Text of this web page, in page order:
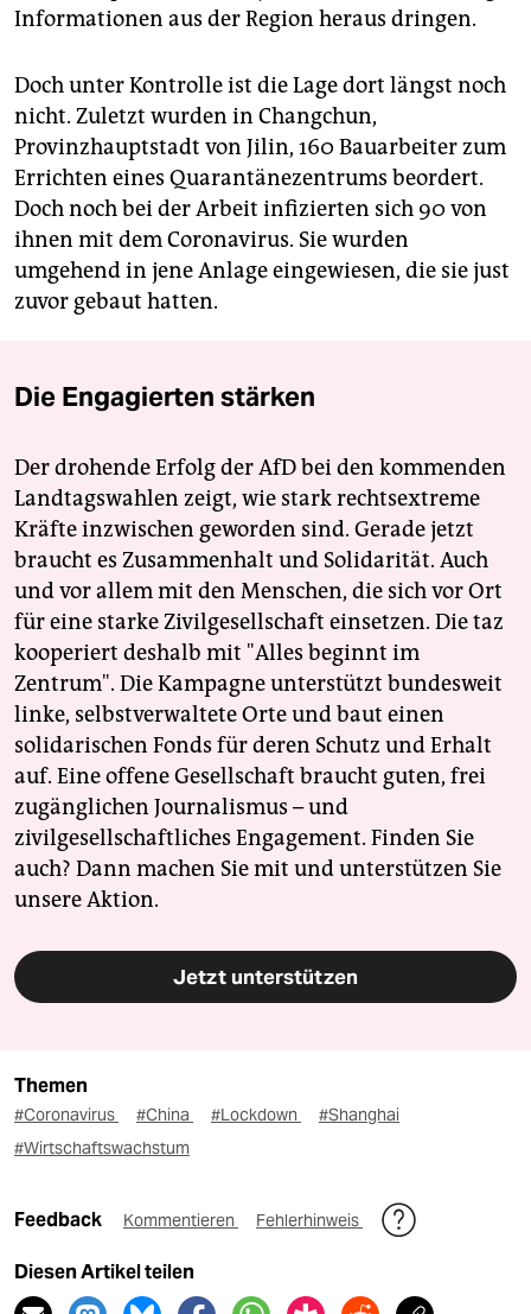
Informationen aus der Region heraus dringen.
Doch unter Kontrolle ist die Lage dort längst noch
nicht. Zuletzt wurden in Changchun,
Provinzhauptstadt von Jilin, 160 Bauarbeiter zum
Errichten eines Quarantänezentrums beordert.
Doch noch bei der Arbeit infizierten sich 90 von
ihnen mit dem Coronavirus. Sie wurden
umgehend in jene Anlage eingewiesen, die sie just
zuvor gebaut hatten.
Die Engagierten stärken
Der drohende Erfolg der AfD bei den kommenden
Landtagswahlen zeigt, wie stark rechtsextreme
Kräfte inzwischen geworden sind. Gerade jetzt
braucht es Zusammenhalt und Solidarität. Auch
und vor allem mit den Menschen, die sich vor Ort
für eine starke Zivilgesellschaft einsetzen. Die taz
kooperiert deshalb mit "Alles beginnt im
Zentrum". Die Kampagne unterstützt bundesweit
linke, selbstverwaltete Orte und baut einen
solidarischen Fonds für deren Schutz und Erhalt
auf. Eine offene Gesellschaft braucht guten, frei
zugänglichen Journalismus – und
zivilgesellschaftliches Engagement. Finden Sie
auch? Dann machen Sie mit und unterstützen Sie
unsere Aktion.
Jetzt unterstützen
Themen
#Coronavirus #China #Lockdown
#Shanghai
#Wirtschaftswachstum
Feedback Kommentieren Fehlerhinweis
Diesen Artikel teilen